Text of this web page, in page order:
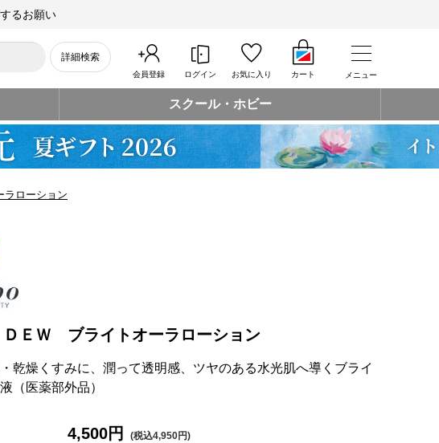
るお願い
詳細検索
会員登録 ログイン お気に入り カート メニュー
スクール・ホビー
ローション
ＥＷ ブライトオーラローション
乾燥くすみに、潤って透明感、ツヤのある水光肌へ導くブライ
（医薬部外品）
4,500円 (税込4,950円)